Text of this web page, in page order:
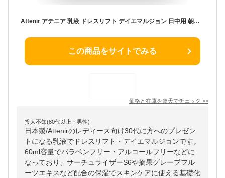
Attenir アテニア 乳液 ドレスリフト デイエマルジョン 日中用 朝用 エイジングケア 30代 40代 50代 60代 ふっくら 乾燥肌 コラーゲン 化粧品 保湿乳液 ミルク 保湿 基礎化粧品 朝 スキンケア フェイスケア アロマ ブランド ハリ 美容 うるおい ハリ肌
この商品をサイトでみる
価格と在庫を楽天でチェック >>
投人不知(80代以上・男性)
日本製/Attenirのレディース向け30代に方へのプレゼン
トになる乳液でドレスリフト・デイエマルジョンです。
60ml容量でパラベンフリー・アルコールフリーなどに
なっており、サーチュライザーS6や摘果グレープフル
ーツエキスなど配合の保湿でスキンケアに使える基礎化